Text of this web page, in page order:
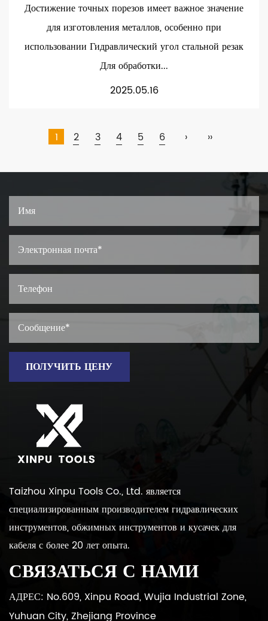
Достижение точных порезов имеет важное значение
для изготовления металлов, особенно при
использовании Гидравлический угол стальной резак
Для обработки...
2025.05.16
1 2 3 4 5 6 › ››
ПОЛУЧИТЬ ЦЕНУ
Taizhou Xinpu Tools Co., Ltd. является
специализированным производителем гидравлических
инструментов, обжимных инструментов и кусачек для
кабеля с более 20 лет опыта.
СВЯЗАТЬСЯ С НАМИ
АДРЕС: No.609, Xinpu Road, Wujia Industrial Zone,
Yuhuan City, Zhejiang Province